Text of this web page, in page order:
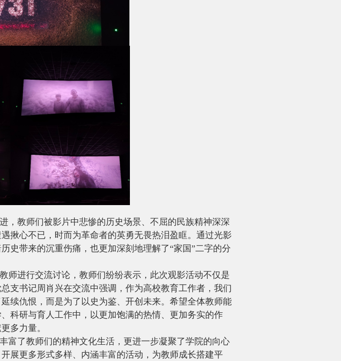
，教师们被影片中悲惨的历史场景、不屈的民族精神深深
揪心不已，时而为革命者的英勇无畏热泪盈眶。通过光影
史带来的沉重伤痛，也更加深刻地理解了“家国”二字的分
师进行交流讨论，教师们纷纷表示，此次观影活动不仅是
支书记周肖兴在交流中强调，作为高校教育工作者，我们
续仇恨，而是为了以史为鉴、开创未来。希望全体教师能
科研与育人工作中，以更加饱满的热情、更加务实的作
多力量。
富了教师们的精神文化生活，更进一步凝聚了学院的向心
展更多形式多样、内涵丰富的活动，为教师成长搭建平